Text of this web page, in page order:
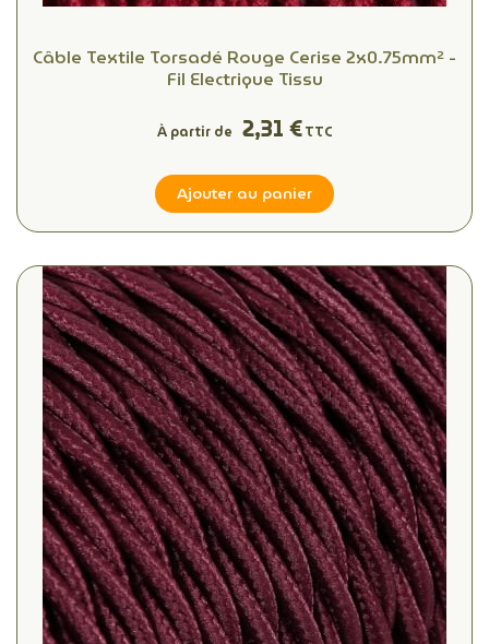
Câble Textile Torsadé Rouge Cerise 2x0.75mm² -
Fil Electrique Tissu
À partir de 2,31 €TTC
Ajouter au panier